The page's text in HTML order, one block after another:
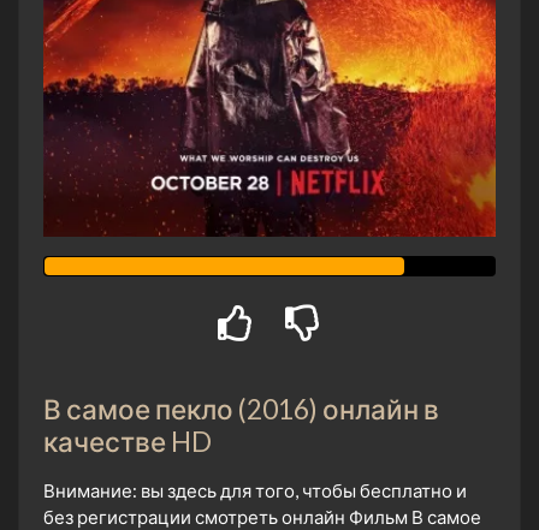
В самое пекло (2016) онлайн в
качестве HD
Внимание: вы здесь для того, чтобы бесплатно и
без регистрации смотреть онлайн Фильм В самое